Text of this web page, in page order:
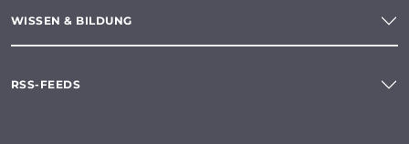
WISSEN & BILDUNG
RSS-FEEDS